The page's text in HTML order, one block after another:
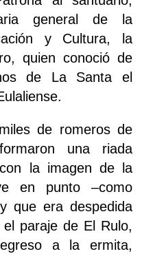
general de la
y Cultura, la
quien conoció de
de La Santa el
de romeros de
una riada
la imagen de la
en punto –como
que era despedida
paraje de El Rulo,
a la ermita,